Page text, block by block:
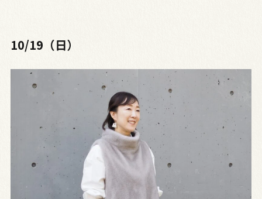
10/19（日）